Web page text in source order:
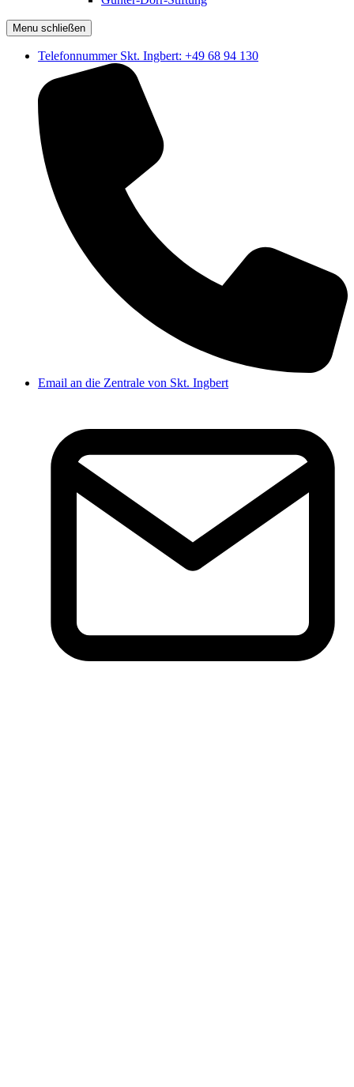
Menu schließen
Telefonnummer Skt. Ingbert: +49 68 94 130
Email an die Zentrale von Skt. Ingbert